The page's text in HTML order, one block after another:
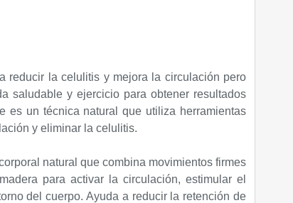
reducir la celulitis y mejora la circulación pero
saludable y ejercicio para obtener resultados
es un técnica natural que utiliza herramientas
y eliminar la celulitis.
natural que combina movimientos firmes
para activar la circulación, estimular el
del cuerpo. Ayuda a reducir la retención de